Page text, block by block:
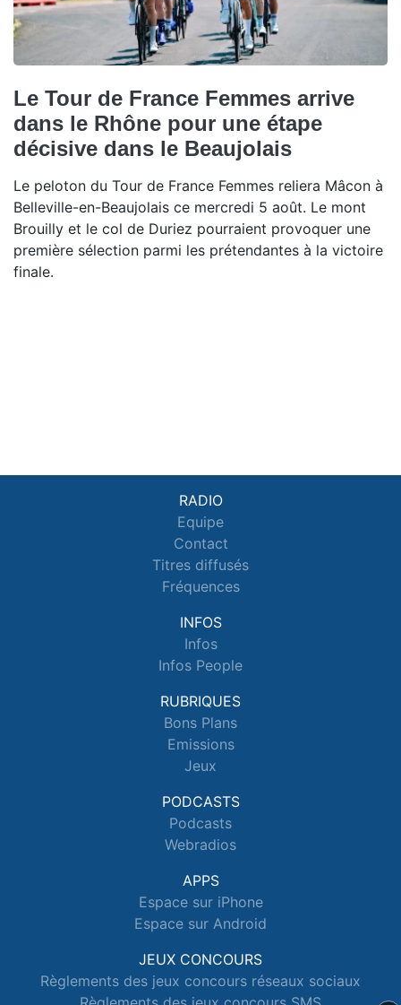
Le Tour de France Femmes arrive
dans le Rhône pour une étape
décisive dans le Beaujolais
Le peloton du Tour de France Femmes reliera Mâcon à
Belleville-en-Beaujolais ce mercredi 5 août. Le mont
Brouilly et le col de Duriez pourraient provoquer une
première sélection parmi les prétendantes à la victoire
finale.
RADIO
Equipe
Contact
Titres diffusés
Fréquences
INFOS
Infos
Infos People
RUBRIQUES
Bons Plans
Emissions
Jeux
PODCASTS
Podcasts
Webradios
APPS
Espace sur iPhone
Espace sur Android
JEUX CONCOURS
Règlements des jeux concours réseaux sociaux